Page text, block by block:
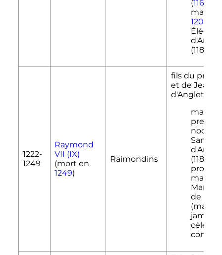
(1165
marié
1202
(1182-
1222-
1249
Raymond
VII (IX)
(mort en
1249)
Raimondins
fils du
et de
d'Angleterre
marié
noces
Sancie
(1186-
promis
de
jamais